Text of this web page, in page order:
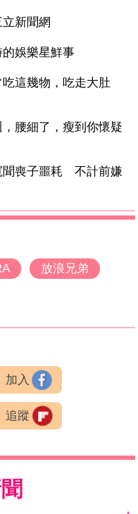
新聞網
娛樂星鮮事
這幾物，吃走大肚
腰細了，瘦到你懷疑
聞喪子噩耗 不計前嫌
放浪兄弟
加入
追蹤